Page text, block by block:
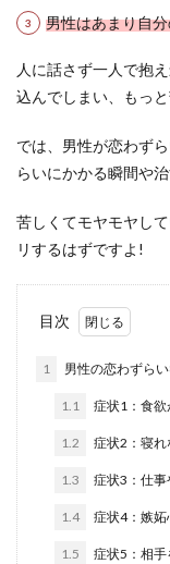
男性はあまり自
人に話さず一人で抱
込んでしまい、もっ
では、男性が恋わず
らいにかかる瞬間や
苦しくてモヤモヤし
リするはずですよ!
目次
1 男性の恋わずら
1.1 症状1：食欲
1.2 症状2：寝れ
1.3 症状3：仕
1.4 症状4：嫉
1.5 症状5：相手